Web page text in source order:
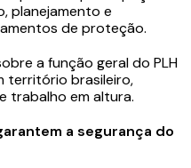
planejamento e
de proteção.
a função geral do PLH
território brasileiro,
trabalho em altura.
a segurança do